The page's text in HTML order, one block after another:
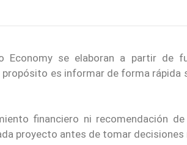
Economy se elaboran a partir de
es informar de forma rápida
financiero ni recomendación de
proyecto antes de tomar decisiones